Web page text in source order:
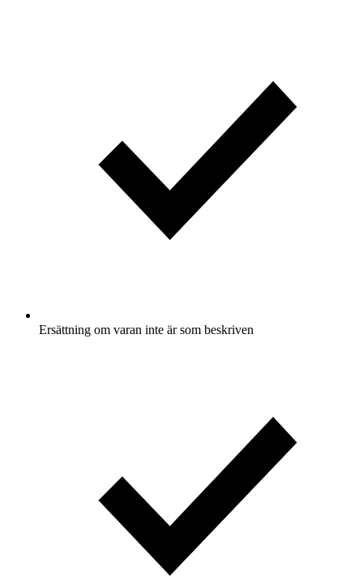
Ersättning om varan inte är som beskriven